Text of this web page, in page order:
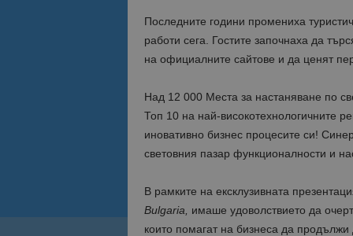
Последните години промениха
работи сега. Гостите започнаха да
на официалните сайтове и да ценят
Над 12 000 Места за настаняване по
Топ 10 на най-високотехнологичните
иновативно бизнес процесите си!
световния пазар функционалности и
В рамките на ексклузивната
Bulgaria,
имаше удоволствието да
които помагат на бизнеса да